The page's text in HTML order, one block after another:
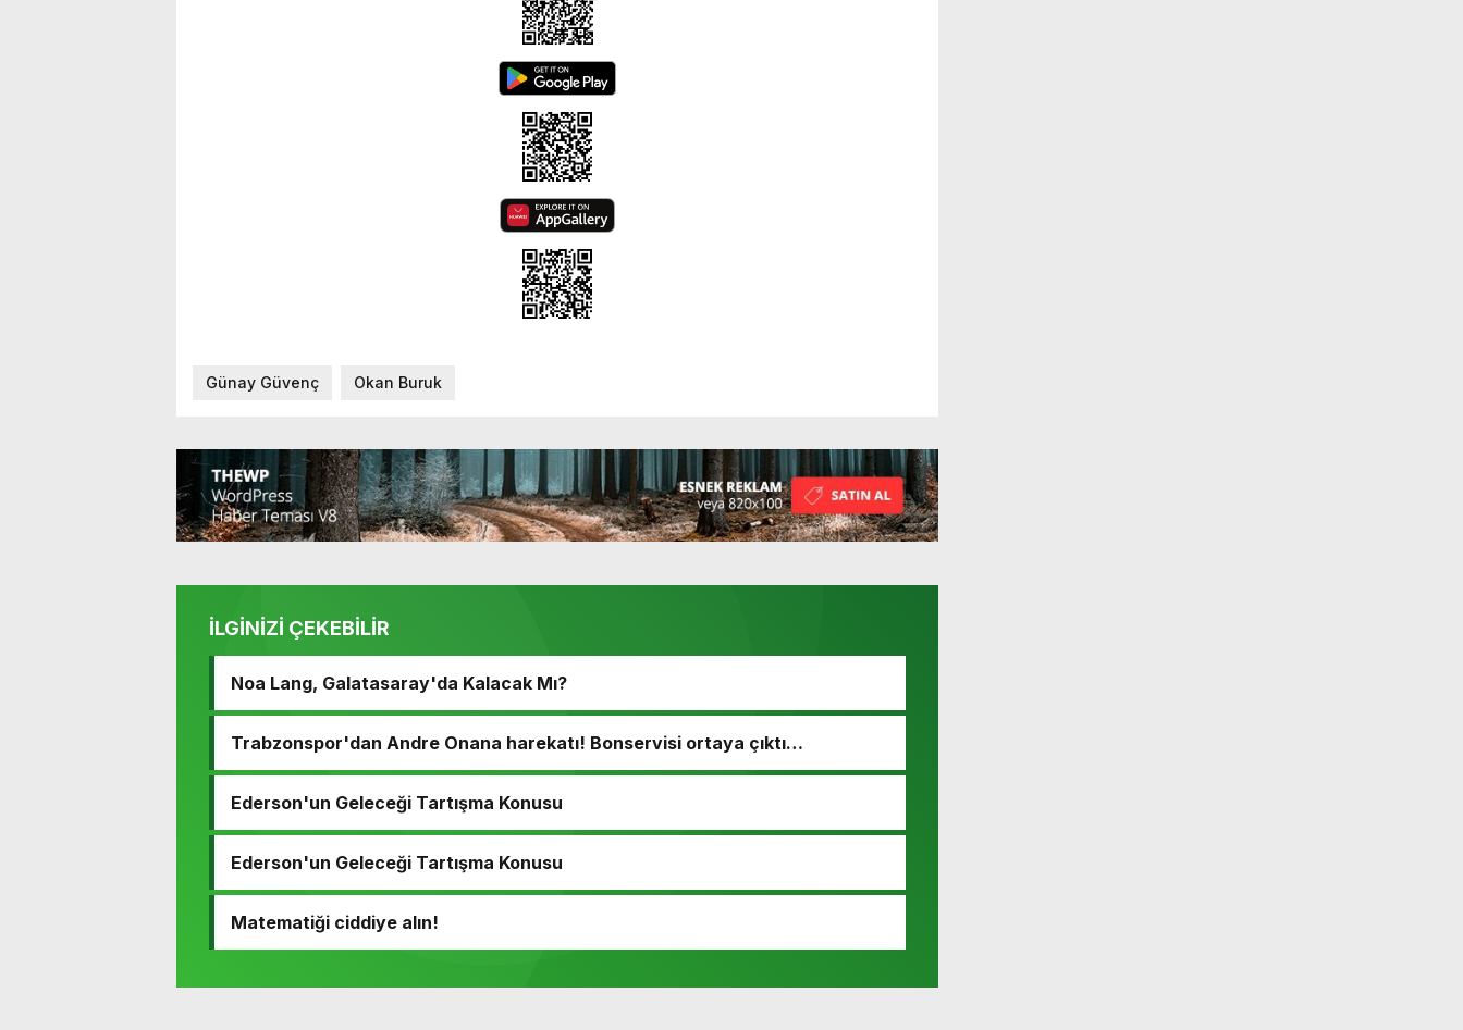
Günay Güvenç Okan Buruk
İLGİNİZİ ÇEKEBİLİR
Noa Lang, Galatasaray'da Kalacak Mı?
Trabzonspor'dan Andre Onana harekatı! Bonservisi ortaya çıktı…
Ederson'un Geleceği Tartışma Konusu
Ederson'un Geleceği Tartışma Konusu
Matematiği ciddiye alın!